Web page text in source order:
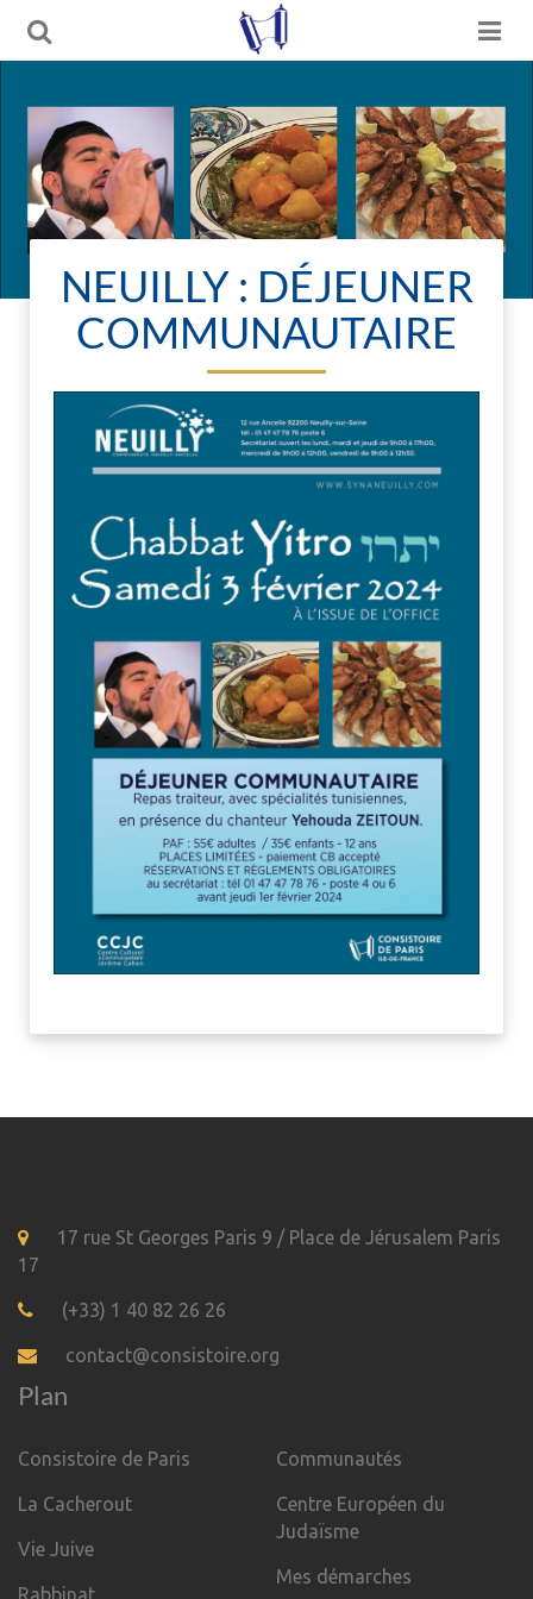
NEUILLY : DÉJEUNER
COMMUNAUTAIRE
17 rue St Georges Paris 9 / Place de Jérusalem Paris
17
(+33) 1 40 82 26 26
contact@consistoire.org
Plan
Consistoire de Paris
La Cacherout
Vie Juive
Rabbinat
Communautés
Centre Européen du
Judaïsme
Mes démarches